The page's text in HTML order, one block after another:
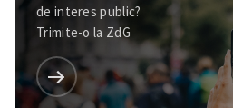
de interes public?
Trimite-o la ZdG